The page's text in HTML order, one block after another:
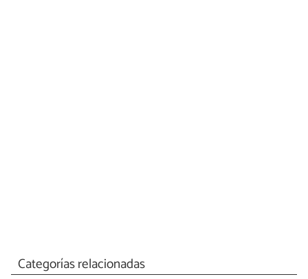
Categorías relacionadas